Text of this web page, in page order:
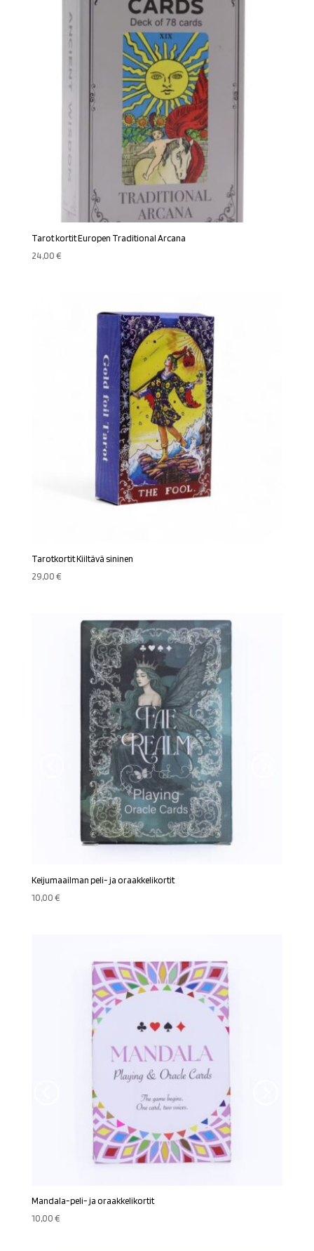
Tarot kortit Europen Traditional Arcana
24,00€
Tarotkortit Kiiltävä sininen
29,00€
Keijumaailman peli- ja oraakkelikortit
10,00€
Mandala-peli- ja oraakkelikortit
10,00€